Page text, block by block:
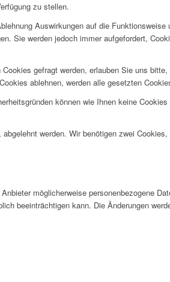
zu stellen.
Auswirkungen auf die
Sie werden jedoch immer aufgefordert,
gefragt werden, erlauben Sie uns
ablehnen, werden alle gesetzten
können wie Ihnen keine
werden. Wir benötigen zwei
möglicherweise personenbezogene
beeinträchtigen kann. Die Änderungen